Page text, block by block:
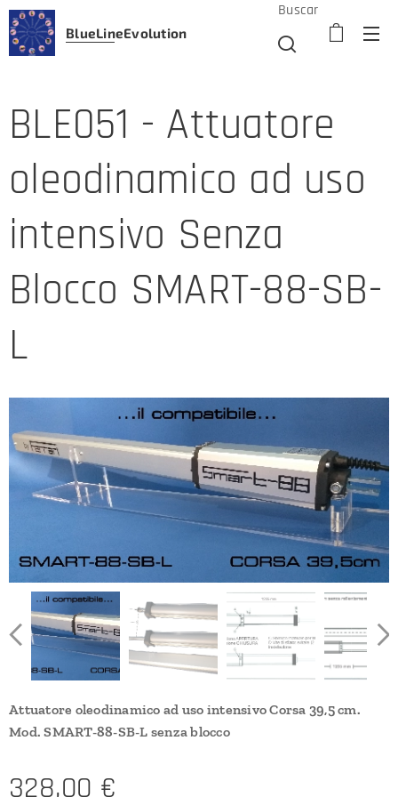
BlueLineEvolution
Buscar
BLE051 - Attuatore
oleodinamico ad uso
intensivo Senza
Blocco SMART-88-SB-
L
Attuatore oleodinamico ad uso intensivo Corsa 39,5 cm.
Mod. SMART-88-SB-L senza blocco
328,00 €